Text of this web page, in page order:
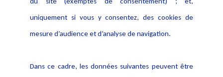
Notice Légale
Politique de protection des
données
Publications
uniquement si vous y consentez, des cookies de
mesure d’audience et d’analyse de navigation.
Dans ce cadre, les données suivantes peuvent être